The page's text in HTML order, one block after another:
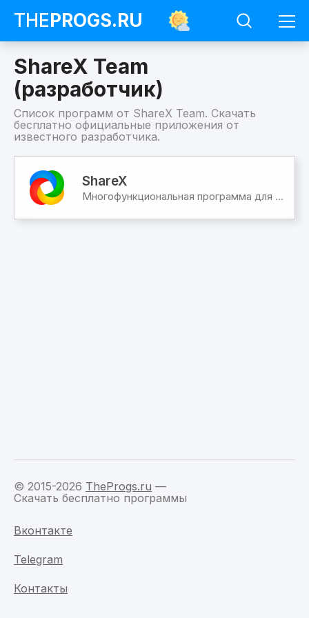
THEPROGS.RU
ShareX Team
(разработчик)
Список программ от ShareX Team. Скачать
бесплатно официальные приложения от
известного разработчика.
ShareX
Team
(разработчик)
ShareX
Многофункциональная программа для создания скриншотов, записи экрана, редакторами фото и видео
© 2015-2026 TheProgs.ru —
Скачать бесплатно программы
Вконтакте
Telegram
Контакты